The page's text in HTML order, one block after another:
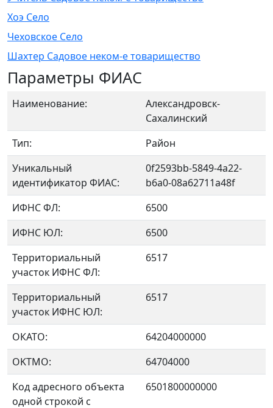
Хоэ Село
Чеховское Село
Шахтер Садовое неком-е товарищество
Параметры ФИАС
Наименование:
Александровск-
Сахалинский
Тип:
Район
Уникальный
идентификатор ФИАС:
0f2593bb-5849-4a22-
b6a0-08a62711a48f
ИФНС ФЛ:
6500
ИФНС ЮЛ:
6500
Территориальный
участок ИФНС ФЛ:
6517
Территориальный
участок ИФНС ЮЛ:
6517
ОКАТО:
64204000000
OKTMO:
64704000
Код адресного объекта
одной строкой с
6501800000000